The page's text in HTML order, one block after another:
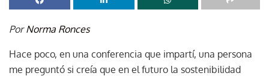
PorNorma Ronces
Hace poco, en una conferencia que impartí, una persona
me preguntó si creía que en el futuro la sostenibilidad